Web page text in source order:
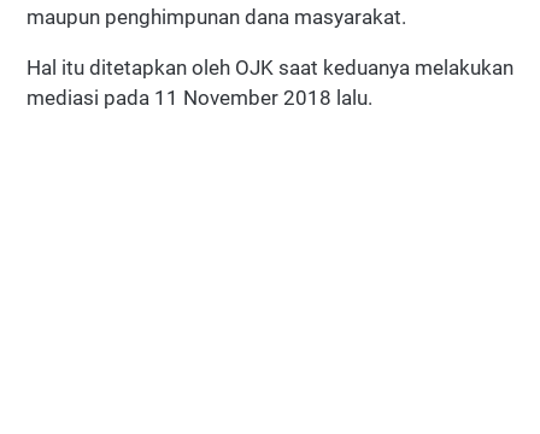
maupun penghimpunan dana masyarakat.
Hal itu ditetapkan oleh OJK saat keduanya melakukan
mediasi pada 11 November 2018 lalu.